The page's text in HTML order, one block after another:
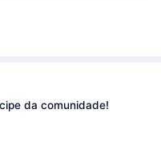
da comunidade!